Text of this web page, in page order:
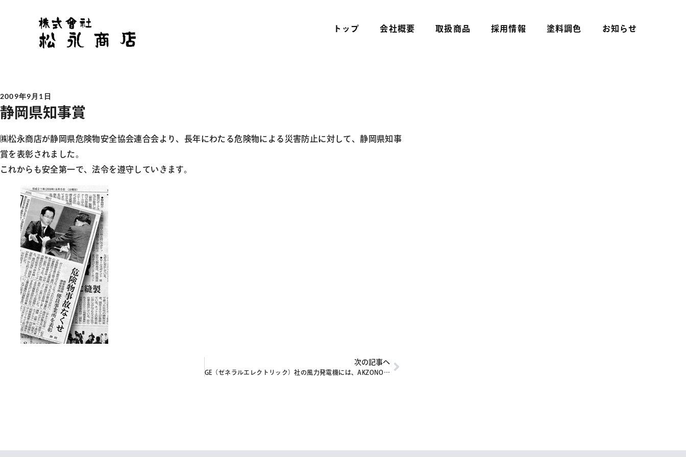
トップ 会社概要 取扱商品 採用情報 塗料調色 お知らせ
2009年9月1日
静岡県知事賞
㈱松永商店が静岡県危険物安全協会連合会より、長年にわたる危険物による災害防止に対して、静岡県知事
賞を表彰されました。
これからも安全第一で、法令を遵守していきます。
次の記事へ
GE（ゼネラルエレクトリック）社の風力発電機には、AKZONOBEL（アクゾノーベル）社の塗料が使用されています。